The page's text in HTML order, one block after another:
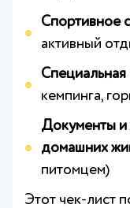
Спортивное
активный
кемпинга,
Документы и
домашних
питомцем)
Этот чек-лист